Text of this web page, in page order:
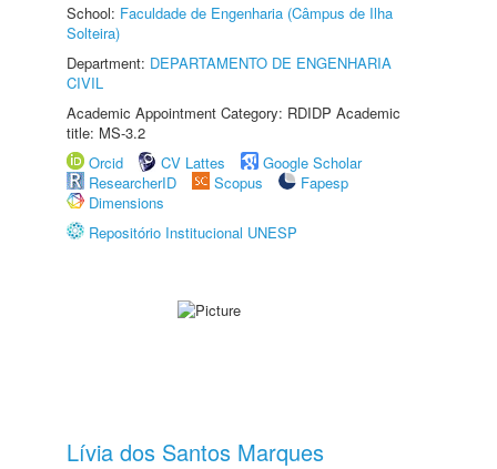
School: Faculdade de Engenharia (Câmpus de Ilha
Solteira)
Department: DEPARTAMENTO DE ENGENHARIA
CIVIL
Academic Appointment Category: RDIDP Academic
title: MS-3.2
Orcid
CV Lattes
Google Scholar
ResearcherID
Scopus
Fapesp
Dimensions
Repositório Institucional UNESP
Lívia dos Santos Marques